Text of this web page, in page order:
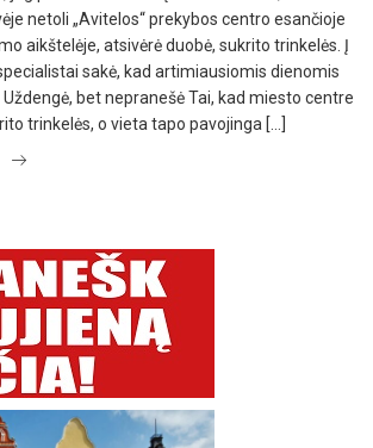
netoli „Avitelos“ prekybos centro esančioje
aikštelėje, atsivėrė duobė, sukrito trinkelės. Į
sakė, kad artimiausiomis dienomis
Uždengė, bet nepranešė Tai, kad miesto centre
trinkelės, o vieta tapo pavojinga […]